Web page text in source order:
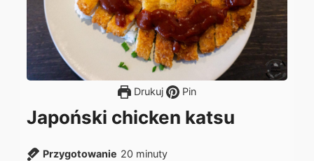
Drukuj Pin
Japoński chicken katsu
Przygotowanie 20 m
minuty